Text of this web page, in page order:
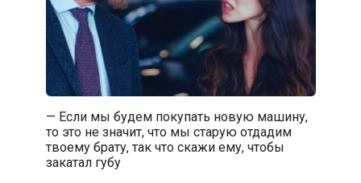
— Если мы будем покупать новую машину,
то это не значит, что мы старую отдадим
твоему брату, так что скажи ему, чтобы
закатал губу